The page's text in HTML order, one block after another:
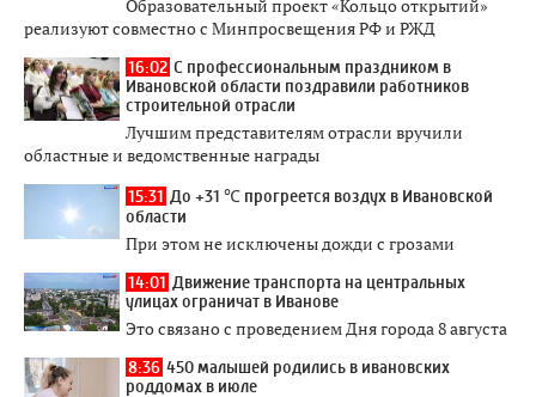
Образовательный проект «Кольцо открытий»
реализуют совместно с Минпросвещения РФ и РЖД
16:02 С профессиональным праздником в
Ивановской области поздравили работников
строительной отрасли
Лучшим представителям отрасли вручили
областные и ведомственные награды
15:31 До +31 ℃ прогреется воздух в Ивановской
области
При этом не исключены дожди с грозами
14:01 Движение транспорта на центральных
улицах ограничат в Иванове
Это связано с проведением Дня города 8 августа
8:36 450 малышей родились в ивановских
роддомах в июле